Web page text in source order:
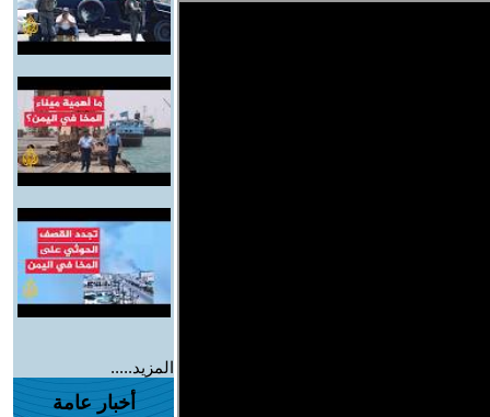
المزيد.....
أخبار عامة